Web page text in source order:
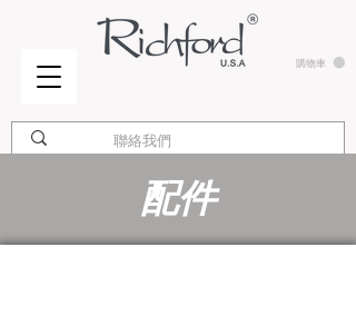
購物車
配件